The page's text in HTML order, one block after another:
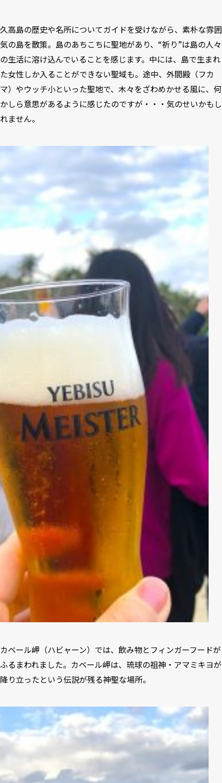
久高島の歴史や名所についてガイドを受けながら、素朴な雰囲
気の島を散策。島のあちこちに聖地があり、“祈り”は島の人々
の生活に溶け込んでいることを感じます。中には、島で生まれ
た女性しか入ることができない聖域も。途中、外間殿（フカ
マ）やウッチ小といった聖地で、木々をざわめかせる風に、何
かしら意思があるように感じたのですが・・・気のせいかもし
れません。
カベール岬（ハビャーン）では、飲み物とフィンガーフードが
ふるまわれました。カベール岬は、琉球の祖神・アマミキヨが
降り立ったという伝説が残る神聖な場所。